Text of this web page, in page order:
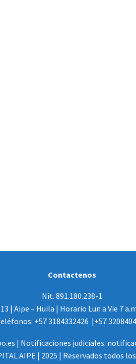
Contactenos
Nit. 891.180.238-1
| Aipe – Huila | Horario Lun a Vie 7
+57 3184332426 |+57
| Notificaciones judiciales:
AIPE | 2025 | Reservados todos